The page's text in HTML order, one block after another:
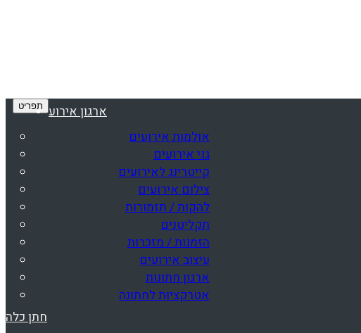
תפריט ארגון אירוע
אולמות אירועים
גני אירועים
קייטרינג לאירועים
צילום אירועים
להקות / תזמורות
תקליטנים
הזמנות / מזכרות
עיצוב אירועים
ארגון חתונות
אטרקציות לחתונה
חתן כלה